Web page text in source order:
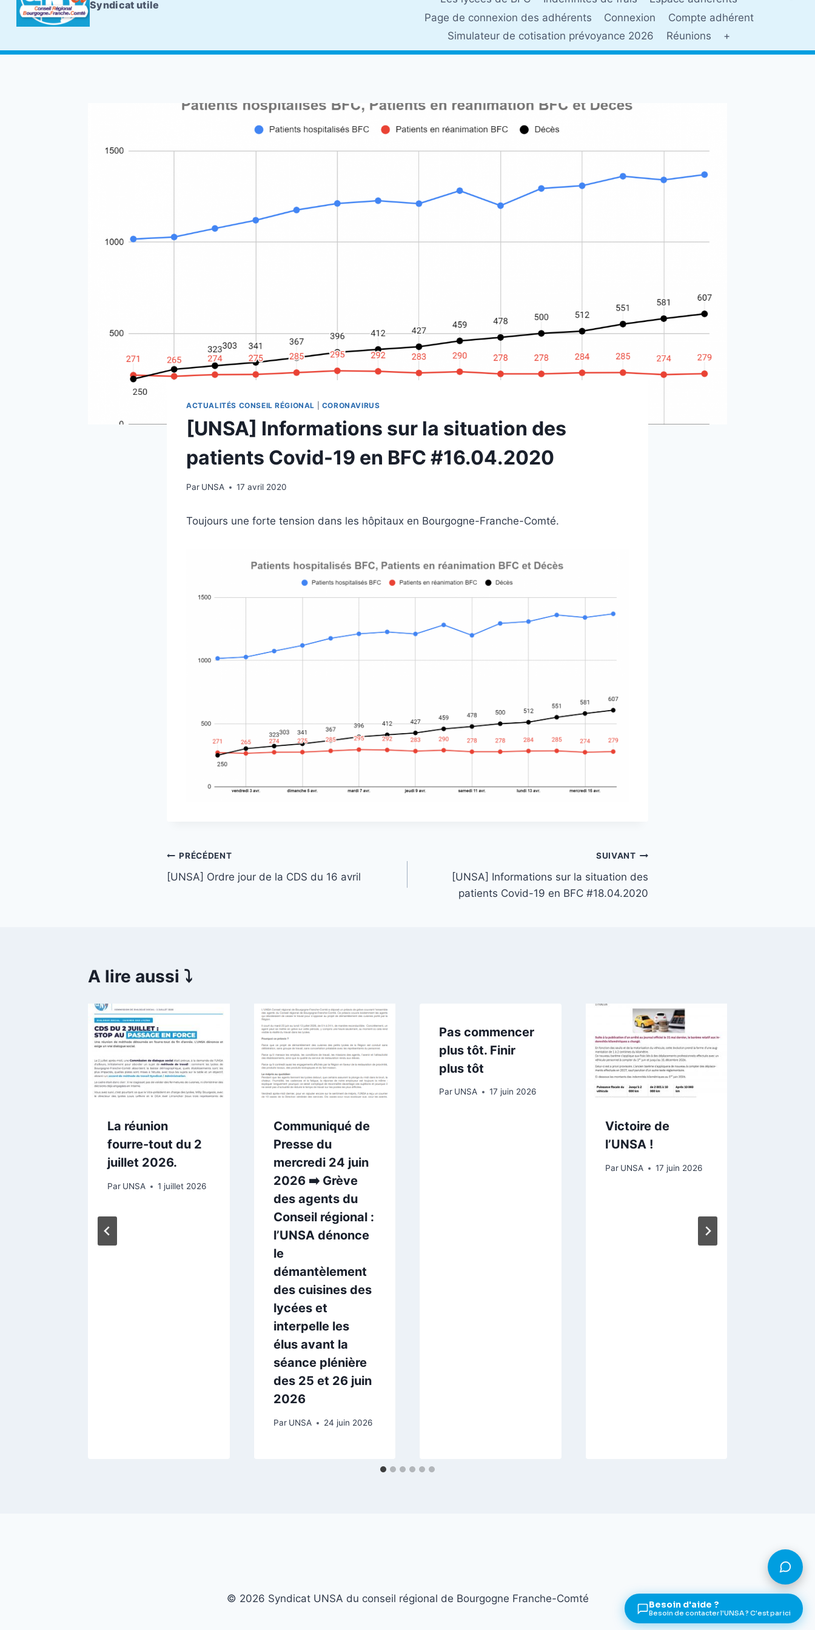
Syndicat utile
Page de connexion des adhérents
Connexion
Compte adhérent
Simulateur de cotisation prévoyance 2026
Réunions +
ACTUALITÉS CONSEIL RÉGIONAL CORONAVIRUS
[UNSA] Informations sur la situation des
patients Covid-19 en BFC #16.04.2020
Par UNSA 17 avril 2020
Toujours une forte tension dans les hôpitaux en Bourgogne-Franche-Comté.
Navigation
de
PRÉCÉDENT
[UNSA] Ordre jour de la CDS du 16 avril
SUIVANT
[UNSA] Informations sur la situation des
patients Covid-19 en BFC #18.04.2020
A lire aussi ⤵️
La réunion
fourre-tout du 2
juillet 2026.
Par UNSA 1 juillet 2026
Communiqué de
Presse du
mercredi 24 juin
2026 ➡️ Grève
des agents du
Conseil régional :
l’UNSA dénonce
le
démantèlement
des cuisines des
lycées et
interpelle les
élus avant la
séance plénière
des 25 et 26 juin
2026
Par UNSA 24 juin 2026
Pas commencer
plus tôt. Finir
plus tôt
Par UNSA 17 juin 2026
Victoire de
l’UNSA !
Par UNSA 17 juin 2026
© 2026 Syndicat UNSA du conseil régional de Bourgogne Franche-Comté